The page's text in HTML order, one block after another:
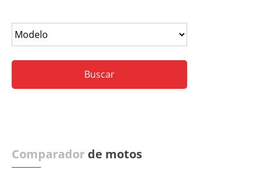
Comparador de motos